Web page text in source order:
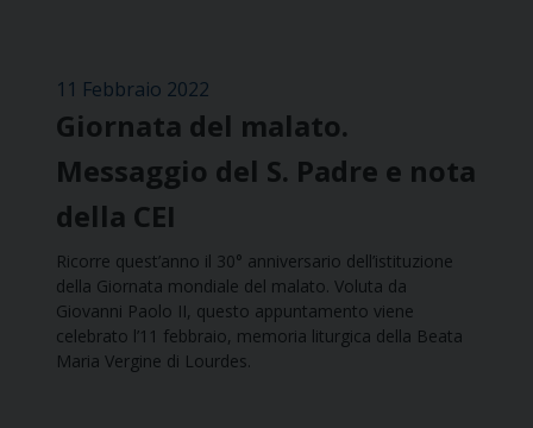
11 Febbraio 2022
Giornata del malato.
Messaggio del S. Padre e nota
della CEI
Ricorre quest’anno il 30° anniversario dell’istituzione
della Giornata mondiale del malato. Voluta da
Giovanni Paolo II, questo appuntamento viene
celebrato l’11 febbraio, memoria liturgica della Beata
Maria Vergine di Lourdes.